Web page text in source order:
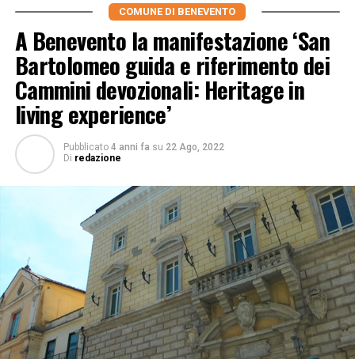
COMUNE DI BENEVENTO
A Benevento la manifestazione ‘San
Bartolomeo guida e riferimento dei
Cammini devozionali: Heritage in
living experience’
Pubblicato 4 anni fa su 22 Ago, 2022
Di redazione